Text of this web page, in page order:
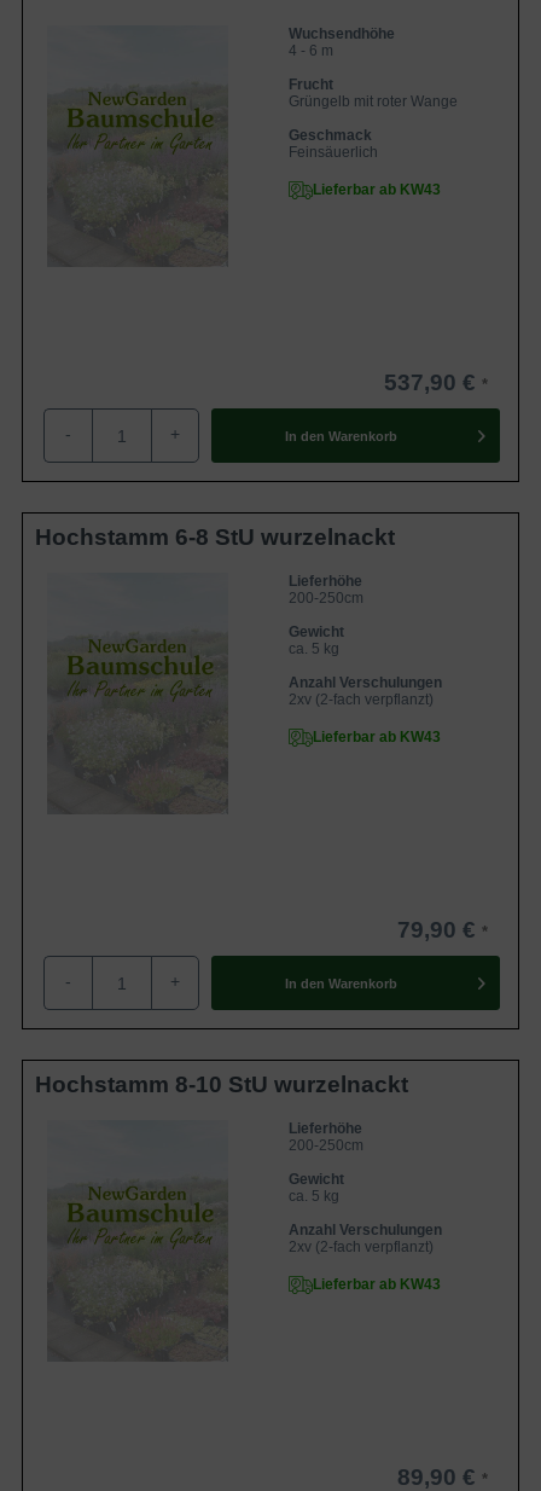
Wuchsendhöhe
4 - 6 m
Frucht
Grüngelb mit roter Wange
Geschmack
Feinsäuerlich
Lieferbar ab KW43
537,90 €
- + In den Warenkorb
Hochstamm 6-8 StU wurzelnackt
Lieferhöhe
200-250cm
Gewicht
ca. 5 kg
Anzahl Verschulungen
2xv (2-fach verpflanzt)
Lieferbar ab KW43
79,90 €
- + In den Warenkorb
Hochstamm 8-10 StU wurzelnackt
Lieferhöhe
200-250cm
Gewicht
ca. 5 kg
Anzahl Verschulungen
2xv (2-fach verpflanzt)
Lieferbar ab KW43
89,90 €